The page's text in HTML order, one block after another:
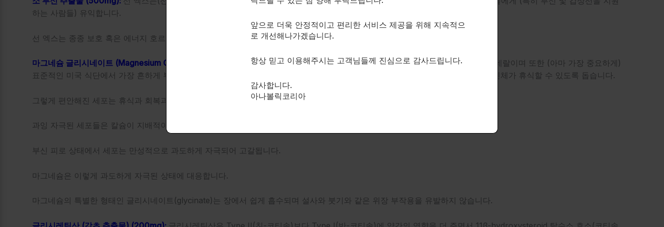
하는 사람들) 유익합니다.
선 엑스는 종종 보호 혹은 에너지 호르몬 합성에 필요한 부신 영양분 제한의 결점을 보완하여 신체에 강장효과를 줍니다.
마그네슘 글리시네이트 (Magnesium Glycinate,300mg):
마그네슘은 인체에서 두 번째로 널리 퍼져있는 전해질이고 중요한 식이 미네랄이며 또한 (아마 가장 중요하게)
표준적인 미국 식단에서 가장 흔하게 부족한 미네랄입니다. 부신의 맥락에서, 마그네슘은 근육에서 문자 그대로 세포에 이르기까지 신체가 휴식할 수 있도록 돕습니다.
그렇게 편안해진 세포는 휴식과 회복과 관련된 고 에너지 상태가 될 수 있습니다.
과잉 자극된 세포들은 칼슘이 지배적이며 마그네슘은 칼슘을 대체합니다.
부신 피로 상태에서 세포는 만성적으로 과도하게 자극되어 고갈됩니다.
마그네슘은 이렇게 과도하게 자극된 상태에 대응합니다.
마그네슘의 특별한 형태인 글리시네이트(glycinate)는 장에서 쉽게 흡수되며 설사와 붓기와 같은 위장 부작용을 유발하지 않습니다.
앞으로 더욱 안정적이고 편리한 서비스 제공을 위해 지속적으
로 개선해나가겠습니다.
항상 믿고 이용해주시는 고객님들께 진심으로 감사드립니다.
감사합니다.
아나볼릭코리아